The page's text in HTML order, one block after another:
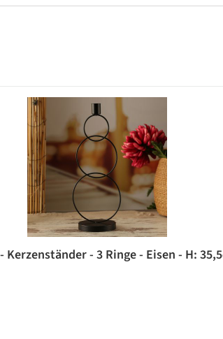
- 3 Ringe - Eisen - H: